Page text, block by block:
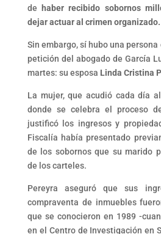
de haber recibido sobornos
dejar actuar al crimen organizado.
Sin embargo, sí hubo una
petición del abogado de García
martes: su esposa Linda Cristina
La mujer, que acudió cada día
donde se celebra el proceso
justificó los ingresos y
Fiscalía había presentado
de los sobornos que su marido
de los carteles.
Pereyra aseguró que sus
compraventa de inmuebles
que se conocieron en 1989 -
en el Centro de Investigación en